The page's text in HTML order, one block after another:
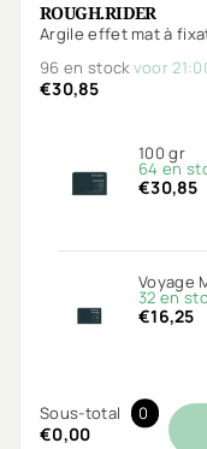
ROUGH.RIDER
Argile effet mat à
96 en stockvoor
€30,85
100 gr
64 en
€30,85
Voyage
32 en
€16,25
Sous-total 0
€0,00